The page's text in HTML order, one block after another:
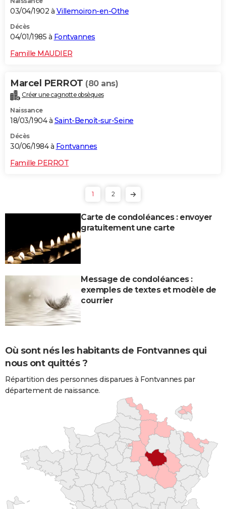
03/04/1902 à Villemoiron-en-Othe
Décès
04/01/1985 à Fontvannes
Famille MAUDIER
Marcel PERROT (80 ans)
Créer une cagnotte obsèques
Naissance
18/03/1904 à Saint-Benoît-sur-Seine
Décès
30/06/1984 à Fontvannes
Famille PERROT
1 2
Carte de condoléances : envoyer
gratuitement une carte
Message de condoléances :
exemples de textes et modèle de
courrier
Où sont nés les habitants de Fontvannes qui
nous ont quittés ?
Répartition des personnes disparues à Fontvannes par
département de naissance.